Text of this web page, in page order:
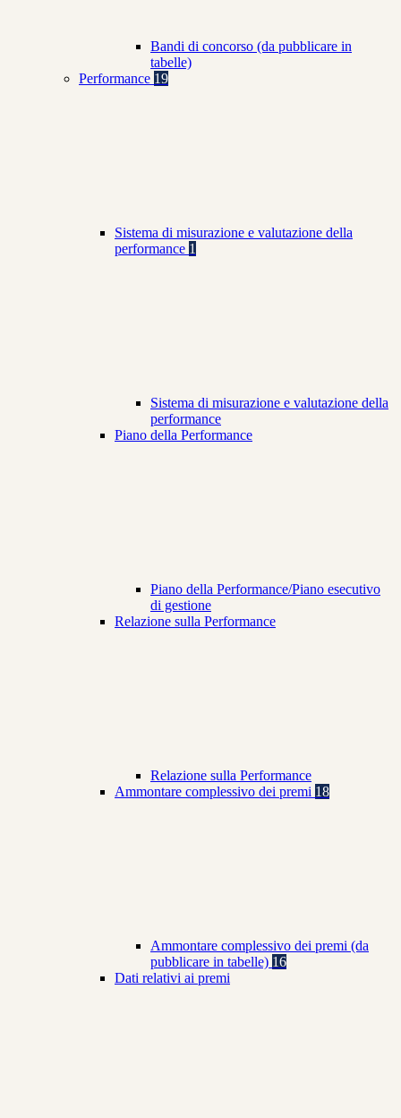
Bandi di concorso (da pubblicare in
tabelle)
Performance 19
Sistema di misurazione e valutazione della
performance 1
Sistema di misurazione e valutazione della
performance
Piano della Performance
Piano della Performance/Piano esecutivo
di gestione
Relazione sulla Performance
Relazione sulla Performance
Ammontare complessivo dei premi 18
Ammontare complessivo dei premi (da
pubblicare in tabelle) 16
Dati relativi ai premi